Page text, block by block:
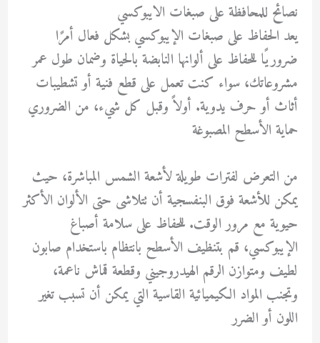
نصائح للمحافظة على صبغات الايبوكسي
يعد الحفاظ على صبغات الإيبوكسي بشكل فعال أمرًا
ضروريًا للحفاظ على ألوانها النابضة بالحياة وضمان طول عمر
مشروعاتك، سواء كنت تعمل على قطع فنية أو تشطيبات
أثاث أو حرف يدوية. أولاً وقبل كل شيء، من الضروري
حماية الأسطح المصبوغة
من التعرض لفترات طويلة لأشعة الشمس المباشرة، حيث
يمكن للأشعة فوق البنفسجية أن تتلاشى حتى الألوان الأكثر
حيوية مع مرور الوقت. للحفاظ على سلامة أصباغ
الإيبوكسي، قم بتنظيف الأسطح بانتظام باستخدام صابون
لطيف ومتوازن الرقم الهيدروجيني وقطعة قماش ناعمة،
وتجنب المواد الكيميائية القاسية التي يمكن أن تسبب تغير
اللون أو الضرر